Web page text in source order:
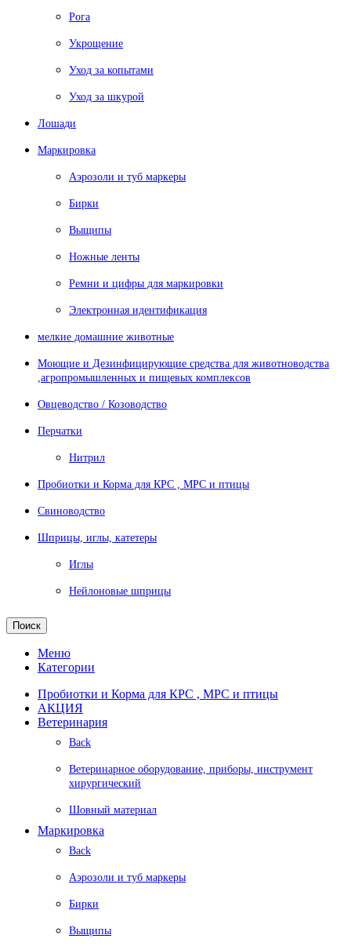
Рога
Укрощение
Уход за копытами
Уход за шкурой
Лошади
Маркировка
Аэрозоли и туб маркеры
Бирки
Выщипы
Ножные ленты
Ремни и цифры для маркировки
Электронная идентификация
мелкие домашние животные
Моющие и Дезинфицирующие средства для животноводства
,агропромышленных и пищевых комплексов
Овцеводство / Козоводство
Перчатки
Нитрил
Пробиотки и Корма для КРС , МРС и птицы
Свиноводство
Шприцы, иглы, катетеры
Иглы
Нейлоновые шприцы
Поиск
Меню
Категории
Пробиотки и Корма для КРС , МРС и птицы
АКЦИЯ
Ветеринария
Back
Ветеринарное оборудование, приборы, инструмент
хирургический
Шовный материал
Маркировка
Back
Аэрозоли и туб маркеры
Бирки
Выщипы